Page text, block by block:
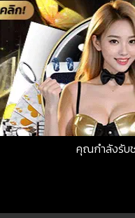
คุณกำลังรับ